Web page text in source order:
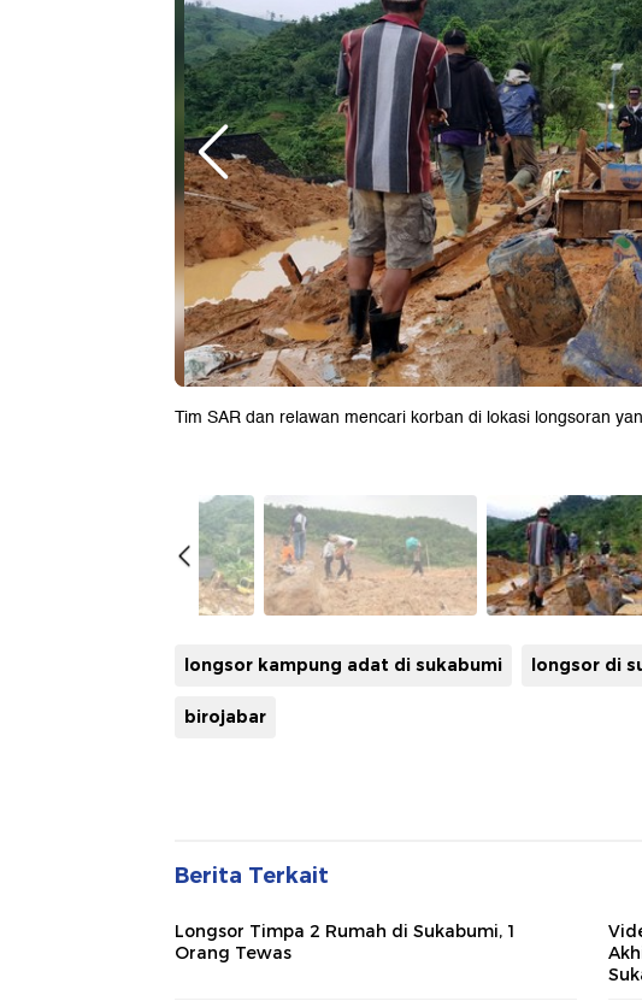
Tim SAR dan relawan mencari korban di lokasi longsoran
longsor kampung adat di sukabumi longsor di
birojabar
Berita Terkait
Longsor Timpa 2 Rumah di Sukabumi, 1
Orang Tewas